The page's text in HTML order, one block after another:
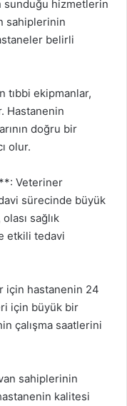
sunduğu hizmetlerin
sahiplerinin
belirli
tıbbi ekipmanlar,
Hastanenin
doğru bir
olur.
Veteriner
sürecinde büyük
sağlık
etkili tedavi
için hastanenin 24
için büyük bir
çalışma saatlerini
sahiplerinin
kalitesi